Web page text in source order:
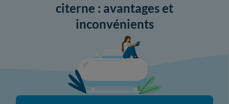
citerne : avantages et
inconvénients